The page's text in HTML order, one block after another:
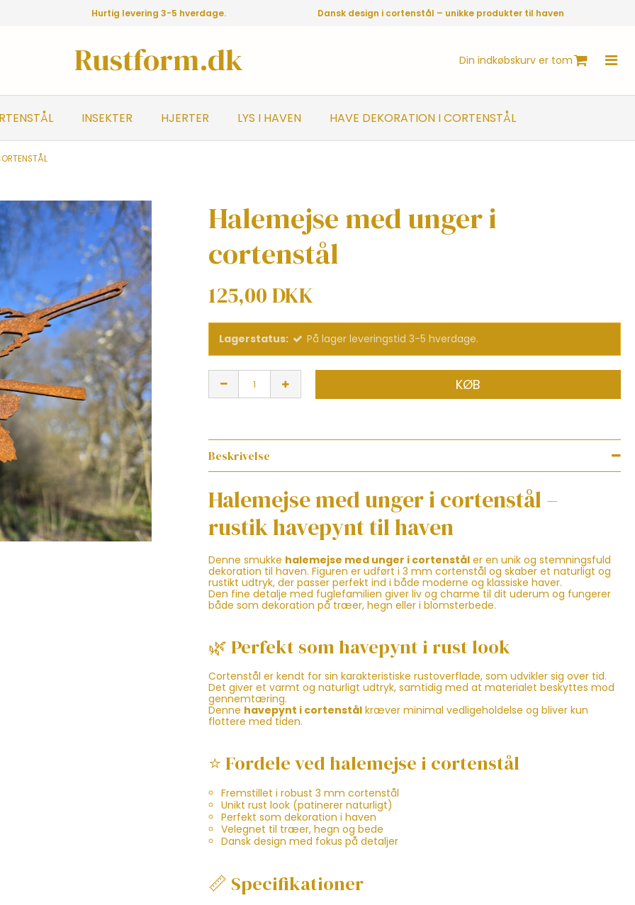
Hurtig levering 3-5 hverdage. Dansk design i cortenstål – unikke produkter til haven
Rustform.dk Din indkøbskurv er tom
INSEKTER HJERTER LYS I HAVEN HAVE DEKORATION I CORTENSTÅL
Halemejse med unger i
cortenstål
125,00 DKK
Lagerstatus: På lager leveringstid 3-5 hverdage.
KØB
Beskrivelse
Halemejse med unger i cortenstål –
rustik havepynt til haven
Denne smukke halemejse med unger i cortenstål er en unik og stemningsfuld
dekoration til haven. Figuren er udført i 3 mm cortenstål og skaber et naturligt og
rustikt udtryk, der passer perfekt ind i både moderne og klassiske haver.
Den fine detalje med fuglefamilien giver liv og charme til dit uderum og fungerer
både som dekoration på træer, hegn eller i blomsterbede.
🌿 Perfekt som havepynt i rust look
Cortenstål er kendt for sin karakteristiske rustoverflade, som udvikler sig over tid.
Det giver et varmt og naturligt udtryk, samtidig med at materialet beskyttes mod
gennemtæring.
Denne havepynt i cortenstål kræver minimal vedligeholdelse og bliver kun
flottere med tiden.
⭐ Fordele ved halemejse i cortenstål
Fremstillet i robust 3 mm cortenstål
Unikt rust look (patinerer naturligt)
Perfekt som dekoration i haven
Velegnet til træer, hegn og bede
Dansk design med fokus på detaljer
📏 Specifikationer